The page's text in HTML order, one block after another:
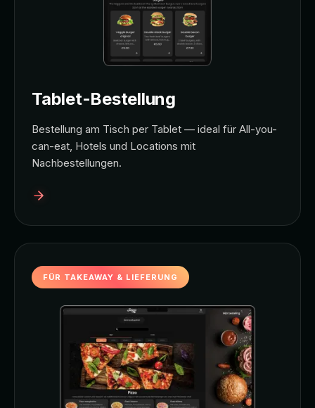
Tablet-Bestellung
Bestellung am Tisch per Tablet — ideal für All-you-
can-eat, Hotels und Locations mit
Nachbestellungen.
FÜR TAKEAWAY & LIEFERUNG